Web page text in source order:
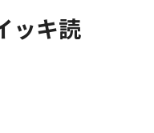
ッキ読